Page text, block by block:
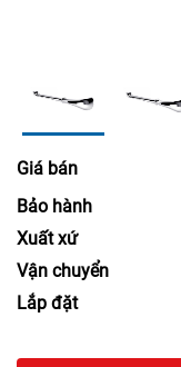
Giá bán
Bảo hành
Xuất xứ
Vận chuyển
Lắp đặt